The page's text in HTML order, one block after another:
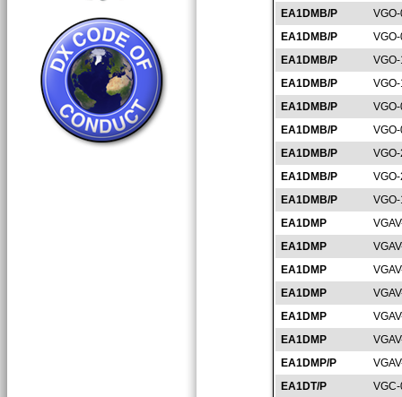
EA1DMB/P
EA1DMB/P
EA1DMB/P
EA1DMB/P
VGO-
EA1DMB/P
EA1DMB/P
EA1DMB/P
EA1DMB/P
EA1DMB/P
EA1DMP
EA1DMP
EA1DMP
EA1DMP
EA1DMP
EA1DMP
EA1DMP/P
EA1DT/P